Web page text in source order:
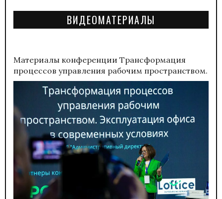
ВИДЕОМАТЕРИАЛЫ
Материалы конференции Трансформация
процессов управления рабочим пространством.